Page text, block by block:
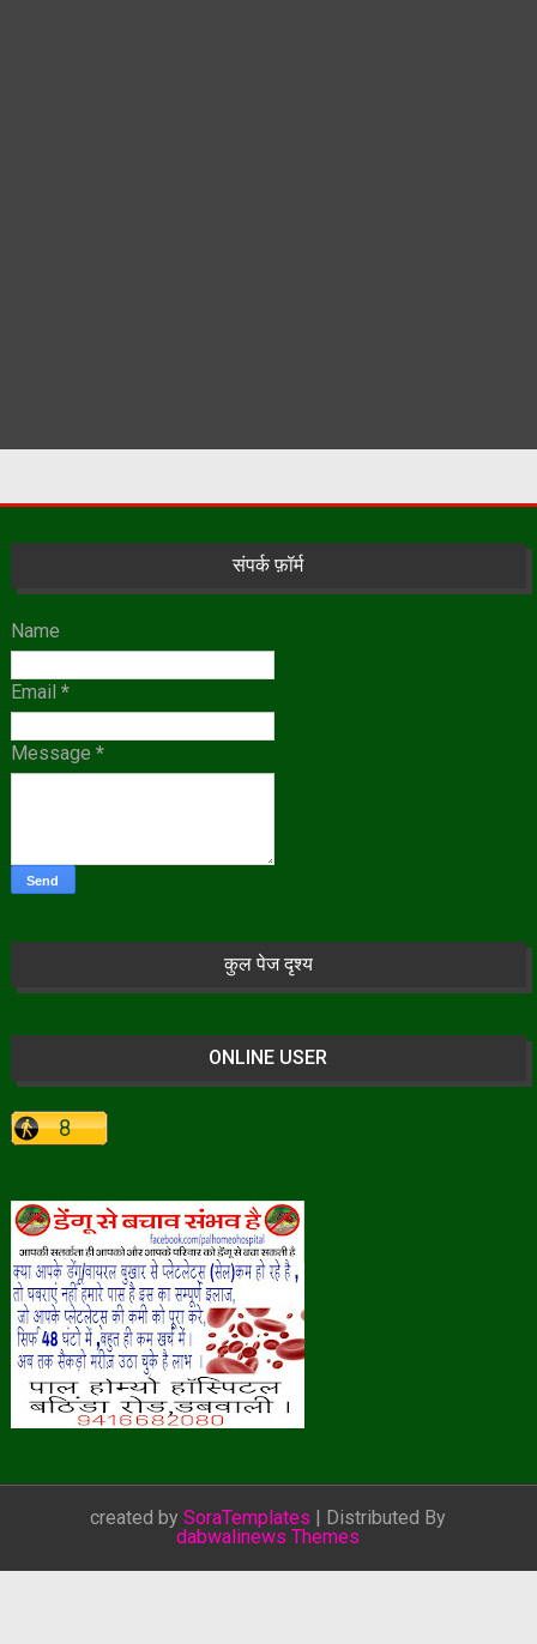
संपर्क फ़ॉर्म
Name
Email *
Message *
कुल पेज दृश्य
ONLINE USER
created bySoraTemplates | Distributed By
dabwalinews Themes